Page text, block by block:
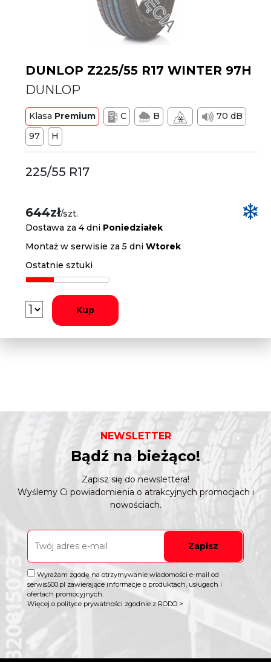
DUNLOP Z225/55 R17 WINTER 97H
DUNLOP
Klasa Premium C B
70 dB
97
H
225/55 R17
644zł/szt.
Dostawa za 4 dni Poniedziałek
Montaż w serwisie za 5 dniWtorek
Ostatnie sztuki
Kup
NEWSLETTER
Bądź na bieżąco!
Zapisz się do newslettera!
Wyślemy Ci powiadomienia o atrakcyjnych promocjach i
nowościach.
Zapisz
Wyrażam zgodę na otrzymywanie wiadomości e-mail od
serwis500.pl zawierające informacje o produktach, usługach i
ofertach promocyjnych.
Więcej o polityce prywatności zgodnie z RODO >